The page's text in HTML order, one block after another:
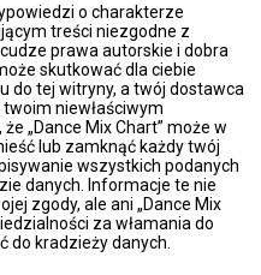
o charakterze
treści niezgodne z
prawa autorskie i dobra
skutkować dla ciebie
do tej witryny, a twój dostawca
niewłaściwym
„Dance Mix Chart” może w
lub zamknąć każdy twój
wszystkich podanych
danych. Informacje te nie
zgody, ale ani „Dance Mix
za włamania do
do kradzieży danych.